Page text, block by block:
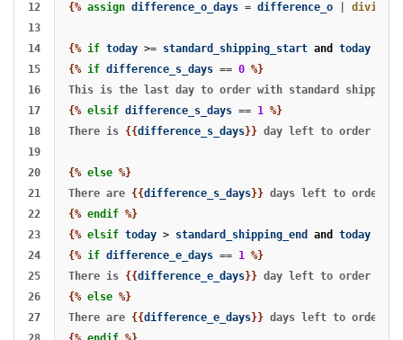
12
13
14
15
16
17
18
19
20
21
22
23
24
25
26
27
{% assign difference_o_days = difference_o
{% if today >= standard_shipping_start and today
{% if difference_s_days == 0 %}
{% elsif difference_s_days == 1 %}
There is {{difference_s_days}} day left to order with
{% else %}
There are {{difference_s_days}}
{% endif %}
{% elsif today > standard_shipping_end and today
{% if difference_e_days == 1 %}
There is {{difference_e_days}}
{% else %}
There are {{difference_e_days}}